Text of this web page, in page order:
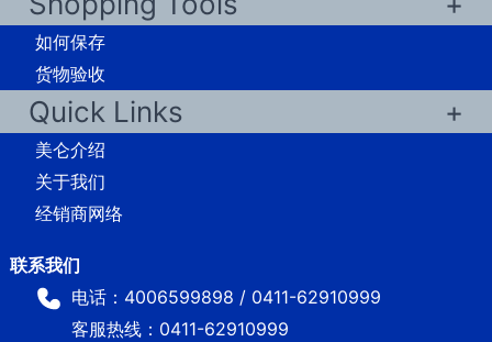
如何保存
货物验收
Quick Links
美仑介绍
关于我们
经销商网络
电话：4006599898 / 0411-62910999
客服热线：0411-62910999